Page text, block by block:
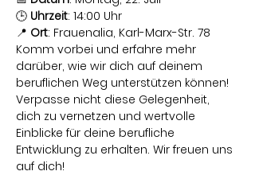
🕒 Uhrzeit: 14:00 Uhr
📍 Ort: Frauenalia, Karl-Marx-Str. 78
Komm vorbei und erfahre mehr
darüber, wie wir dich auf deinem
beruflichen Weg unterstützen können!
Verpasse nicht diese Gelegenheit,
dich zu vernetzen und wertvolle
Einblicke für deine berufliche
Entwicklung zu erhalten. Wir freuen uns
auf dich!